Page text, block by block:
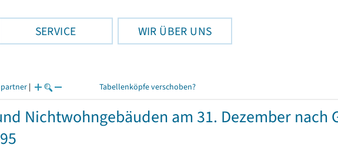
SERVICE WIR ÜBER UNS
| Tabellenköpfe verschoben?
Nichtwohngebäuden am 31. Dezember